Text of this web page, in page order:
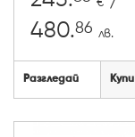
€
480.86 лв.
Разгледай Купи